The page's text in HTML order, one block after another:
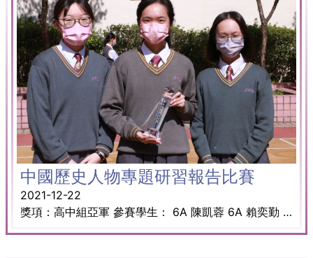
中國歷史人物專題研習報告比賽
2021-12-22
獎項：高中組亞軍 參賽學生： 6A 陳凱蓉 6A 賴奕勤 6A 蘇瑩瑩